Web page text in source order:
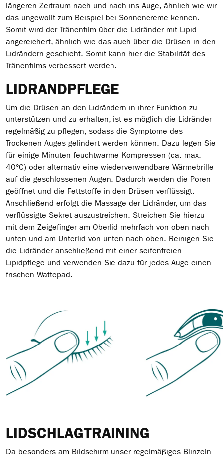
längeren Zeitraum nach und nach ins Auge, ähnlich wie wir
das ungewollt zum Beispiel bei Sonnencreme kennen.
Somit wird der Tränenfilm über die Lidränder mit Lipid
angereichert, ähnlich wie das auch über die Drüsen in den
Lidrändern geschieht. Somit kann hier die Stabilität des
Tränenfilms verbessert werden.
LIDRANDPFLEGE
Um die Drüsen an den Lidrändern in ihrer Funktion zu
unterstützen und zu erhalten, ist es möglich die Lidränder
regelmäßig zu pflegen, sodass die Symptome des
Trockenen Auges gelindert werden können. Dazu legen Sie
für einige Minuten feuchtwarme Kompressen (ca. max.
40°C) oder alternativ eine wiederverwendbare Wärmebrille
auf die geschlossenen Augen. Dadurch werden die Poren
geöffnet und die Fettstoffe in den Drüsen verflüssigt.
Anschließend erfolgt die Massage der Lidränder, um das
verflüssigte Sekret auszustreichen. Streichen Sie hierzu
mit dem Zeigefinger am Oberlid mehrfach von oben nach
unten und am Unterlid von unten nach oben. Reinigen Sie
die Lidränder anschließend mit einer seifenfreien
Lipidpflege und verwenden Sie dazu für jedes Auge einen
frischen Wattepad.
LIDSCHLAGTRAINING
Da besonders am Bildschirm unser regelmäßiges Blinzeln